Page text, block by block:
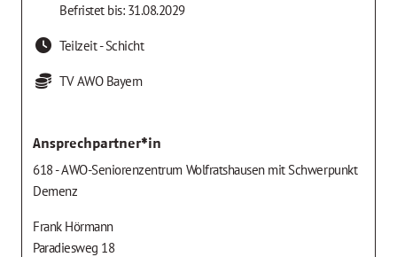
Befristet bis: 31.08.2029
Teilzeit - Schicht
TV AWO Bayern
Ansprechpartner*in
618 - AWO-Seniorenzentrum Wolfratshausen mit Schwerpunkt
Demenz
Frank Hörmann
Paradiesweg 18